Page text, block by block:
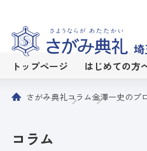
トップページ はじめての方
さがみ典礼コラム金澤一史のプ
コラム